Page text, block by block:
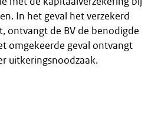
In het geval het verzekerd
ontvangt de BV de benodigde
omgekeerde geval ontvangt
uitkeringsnoodzaak.